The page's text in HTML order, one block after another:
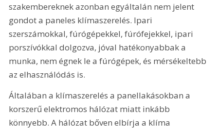
szakembereknek azonban egyáltalán nem jelent
gondot a paneles klímaszerelés. Ipari
szerszámokkal, fúrógépekkel, fúrófejekkel, ipari
porszívókkal dolgozva, jóval hatékonyabbak a
munka, nem égnek le a fúrógépek, és mérsékeltebb
az elhasználódás is.
Általában a klímaszerelés a panellakásokban a
korszerű elektromos hálózat miatt inkább
könnyebb. A hálózat bőven elbírja a klíma